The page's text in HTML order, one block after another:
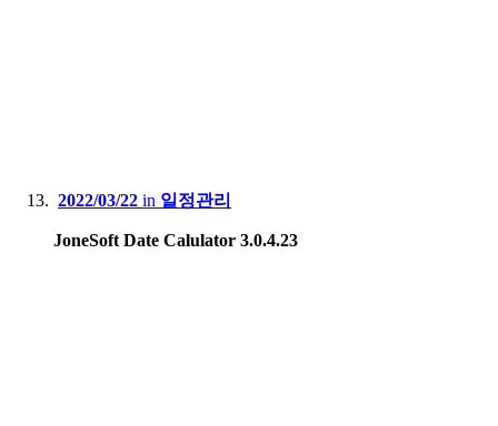
2022/03/22 in 일정관리
JoneSoft Date Calulator 3.0.4.23